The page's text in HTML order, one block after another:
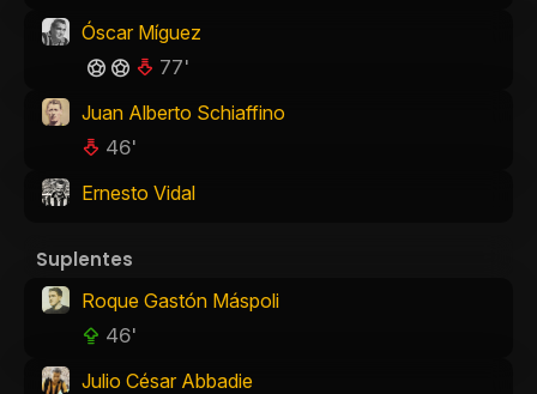
Óscar Míguez
77'
Juan Alberto Schiaffino
46'
Ernesto Vidal
Suplentes
Roque Gastón Máspoli
46'
Julio César Abbadie